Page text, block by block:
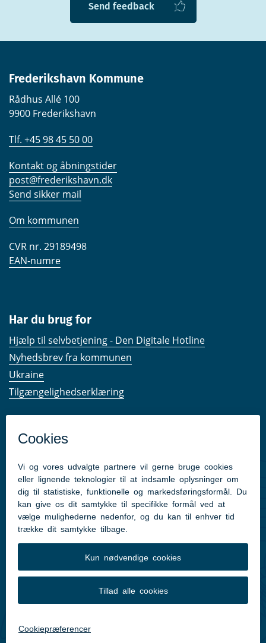
Send feedback
Frederikshavn Kommune
Rådhus Allé 100
9900 Frederikshavn
Tlf. +45 98 45 50 00
Kontakt og åbningstider
post@frederikshavn.dk
Send sikker mail
Om kommunen
CVR nr. 29189498
EAN-numre
Har du brug for
Hjælp til selvbetjening - Den Digitale Hotline
Nyhedsbrev fra kommunen
Ukraine
Tilgængelighedserklæring
Følg os på Facebook
Pressekontakt
Følg med
Instagram
LinkedIn
Translate